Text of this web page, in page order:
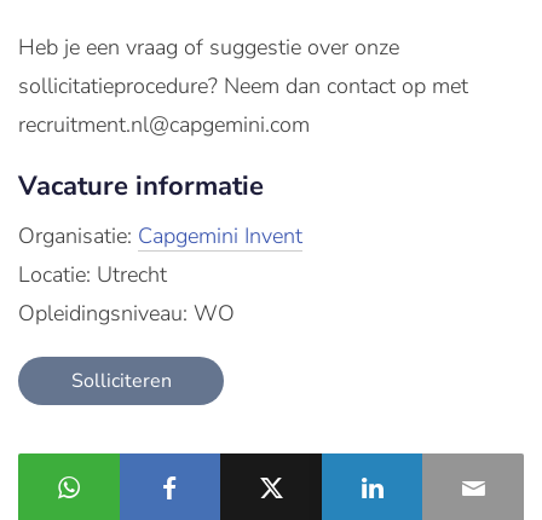
Heb je een vraag of suggestie over onze
sollicitatieprocedure? Neem dan contact op met
recruitment.nl@capgemini.com
Vacature informatie
Organisatie: Capgemini Invent
Locatie: Utrecht
Opleidingsniveau: WO
Solliciteren